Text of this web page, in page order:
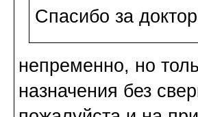
Спасибо за
непременно, но
назначения без